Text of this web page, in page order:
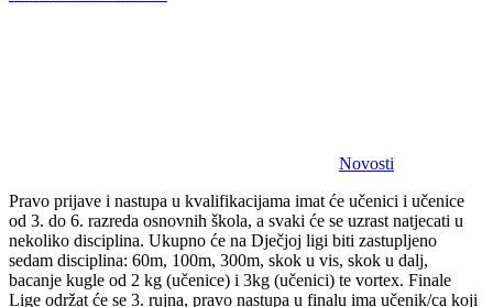
Novosti
Pravo prijave i nastupa u kvalifikacijama imat će učenici i učenice
od 3. do 6. razreda osnovnih škola, a svaki će se uzrast natjecati u
nekoliko disciplina. Ukupno će na Dječjoj ligi biti zastupljeno
sedam disciplina: 60m, 100m, 300m, skok u vis, skok u dalj,
bacanje kugle od 2 kg (učenice) i 3kg (učenici) te vortex. Finale
Lige održat će se 3. rujna, pravo nastupa u finalu ima učenik/ca koji